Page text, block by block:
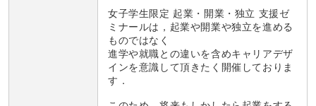
女子学生限定 起業・開業・独立 支援ゼ
ミナールは，起業や開業や独立を進める
ものではなく
進学や就職との違いを含めキャリアデザ
インを意識して頂きたく開催しておりま
す．